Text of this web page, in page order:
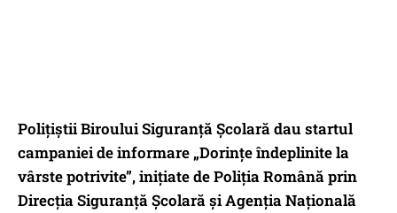
Polițiștii Biroului Siguranță Școlară dau startul
campaniei de informare „Dorințe îndeplinite la
vârste potrivite”, inițiate de Poliția Română prin
Direcția Siguranță Școlară și Agenția Națională